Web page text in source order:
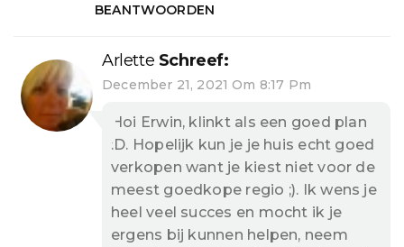
BEANTWOORDEN
Arlette Schreef:
December 21, 2021 Om 8:17 Pm
Hoi Erwin, klinkt als een goed plan
:D. Hopelijk kun je je huis echt goed
verkopen want je kiest niet voor de
meest goedkope regio ;). Ik wens je
heel veel succes en mocht ik je
ergens bij kunnen helpen, neem